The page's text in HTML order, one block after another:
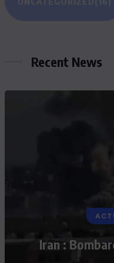
Recent News
Iran :